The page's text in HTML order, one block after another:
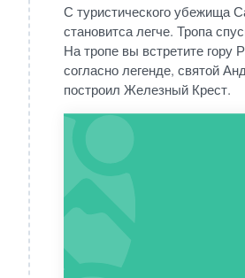
С туристического убежища
становитса легче. Тропа
На тропе вы встретите гору
согласно легенде, святой
построил Железный Крест.